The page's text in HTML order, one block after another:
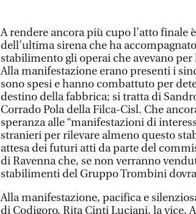
A rendere ancora più cupo l’atto finale
dell’ultima sirena che ha
stabilimento gli operai che avevano
Alla manifestazione erano presenti i
sono spesi e hanno combattuto per
destino della fabbrica; si tratta di
Corrado Pola della Filca-Cisl. Che
speranza alle “manifestazioni di
stranieri per rilevare almeno questo
attesa dei futuri atti da parte del
di Ravenna che, se non verranno
stabilimenti del Gruppo Trombini
Alla manifestazione, pacifica e
di Codigoro, Rita Cinti Luciani, la vice,